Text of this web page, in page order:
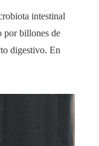
intestinal
por billones de
digestivo. En